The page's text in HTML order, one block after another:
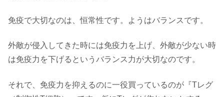
免疫で大切なのは、恒常性です。ようはバランスです。
外敵が侵入してきた時には免疫力を上げ、外敵が少ない時
は免疫力を下げるというバランス力が大切なのです。
それで、免疫力を抑えるのに一役買っているのが『Tレグ